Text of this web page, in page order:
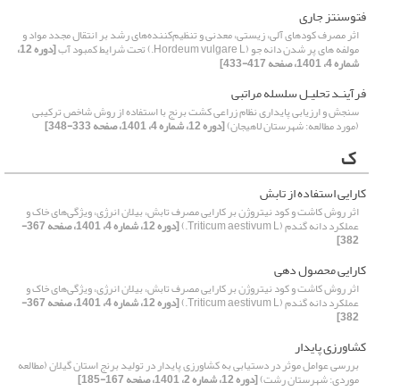
فتوسنتز جاری
اثر مصرف کودهای آلی، زیستی، معدنی و تنظیم‌کننده‌های رشد بر انتقال مجدد مواد و
مولفه های پر شدن دانه جو (Hordeum vulgare L.) تحت شرایط کمبود آب [دوره 12،
شماره 4، 1401، صفحه 417-433]
فرآینـد تحلیـل سلسله مراتبی
سنجش و ارزیابی پایداری نظام زراعی کشت برنج با استفاده از روش شاخص ترکیبی
(مورد مطالعه: شهرستان لاهیجان)[دوره 12، شماره 4، 1401، صفحه 333-348]
ک
کارایی استفاده از تابش
اثر روش کاشت و کود نیتروژن بر کارایی مصرف تابش، بیلان انرژی، ویژگی‌های خاک و
عملکرد دانه گندم (Triticum aestivum L.) [دوره 12، شماره 4، 1401، صفحه 367-
382]
کارایی محصول دهی
اثر روش کاشت و کود نیتروژن بر کارایی مصرف تابش، بیلان انرژی، ویژگی‌های خاک و
عملکرد دانه گندم (Triticum aestivum L.) [دوره 12، شماره 4، 1401، صفحه 367-
382]
کشاورزی پایدار
بررسی عوامل موثر در دستیابی به کشاورزی پایدار در تولید برنج استان گیلان (مطالعه
موردی: شهرستان رشت)[دوره 12، شماره 2، 1401، صفحه 167-185]